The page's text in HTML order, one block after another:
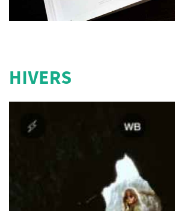
HIVERS